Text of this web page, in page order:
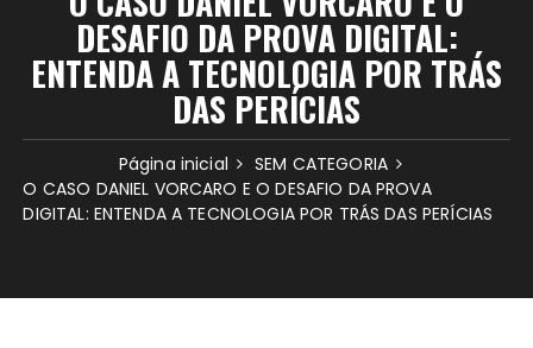
DESAFIO DA PROVA DIGITAL:
ENTENDA A TECNOLOGIA POR TRÁS
DAS PERÍCIAS
Página inicial
SEM CATEGORIA
O CASO DANIEL VORCARO E O DESAFIO DA PROVA
DIGITAL: ENTENDA A TECNOLOGIA POR TRÁS DAS PERÍCIAS